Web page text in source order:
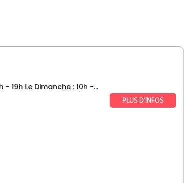
19h Le Dimanche : 10h -...
PLUS D’INFOS